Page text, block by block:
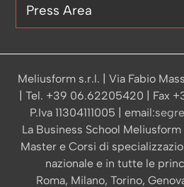
Press Area
Meliusform s.r.l. | Via Fabio
| Tel. +39 06.62205420 | Fax
P.Iva 11304111005 | email:
La Business School
Master e Corsi di
nazionale e in tutte le
Roma, Milano, Torino,